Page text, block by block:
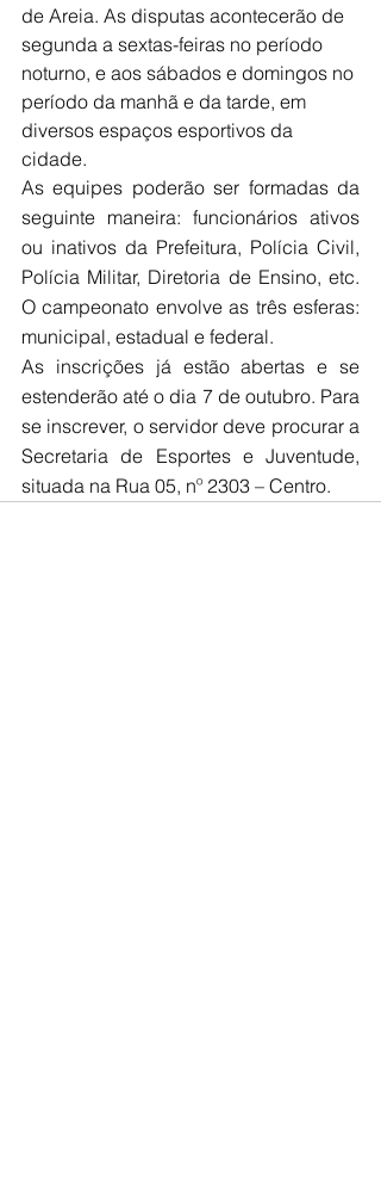
de Areia. As disputas acontecerão de
segunda a sextas-feiras no período
noturno, e aos sábados e domingos no
período da manhã e da tarde, em
diversos espaços esportivos da
cidade.
As equipes poderão ser formadas da
seguinte maneira: funcionários ativos
ou inativos da Prefeitura, Polícia Civil,
Polícia Militar, Diretoria de Ensino, etc.
O campeonato envolve as três esferas:
municipal, estadual e federal.
As inscrições já estão abertas e se
estenderão até o dia 7 de outubro. Para
se inscrever, o servidor deve procurar a
Secretaria de Esportes e Juventude,
situada na Rua 05, nº 2303 – Centro.